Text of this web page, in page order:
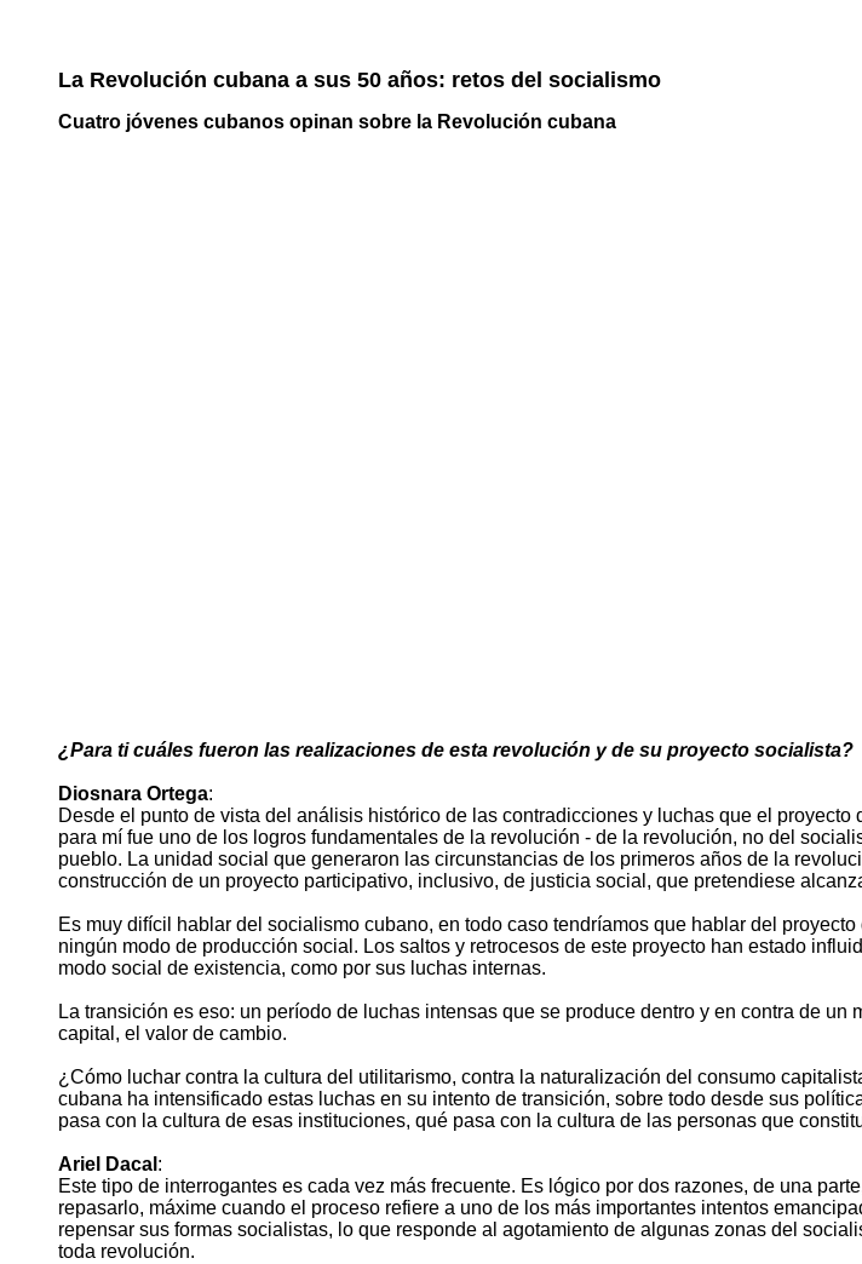
La Revolución cubana a sus 50 años: retos del socialismo
Cuatro jóvenes cubanos opinan sobre la Revolución cubana
¿Para ti cuáles fueron las realizaciones de esta revolución y de su proyecto socialista?
Diosnara Ortega:
Desde el punto de vista del análisis histórico de las contradicciones y luchas que el
para mí fue uno de los logros fundamentales de la revolución - de la revolución, no del
pueblo. La unidad social que generaron las circunstancias de los primeros años de la
construcción de un proyecto participativo, inclusivo, de justicia social, que pretendiese
Es muy difícil hablar del socialismo cubano, en todo caso tendríamos que hablar del
ningún modo de producción social. Los saltos y retrocesos de este proyecto han estado
modo social de existencia, como por sus luchas internas.
La transición es eso: un período de luchas intensas que se produce dentro y en contra de
capital, el valor de cambio.
¿Cómo luchar contra la cultura del utilitarismo, contra la naturalización del consumo
cubana ha intensificado estas luchas en su intento de transición, sobre todo desde sus
pasa con la cultura de esas instituciones, qué pasa con la cultura de las personas que
Ariel Dacal :
Este tipo de interrogantes es cada vez más frecuente. Es lógico por dos razones, de una
repasarlo, máxime cuando el proceso refiere a uno de los más importantes intentos
repensar sus formas socialistas, lo que responde al agotamiento de algunas zonas del
toda revolución.